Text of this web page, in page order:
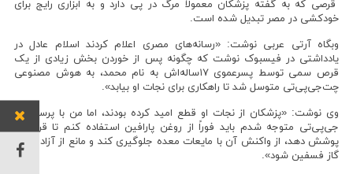
قرصی که به گفته پزشکان معمولاً مرگ در پی دارد و به ابزاری رایج برای
خودکشی در مصر تبدیل شده است.
وبگاه آرتی عربی نوشت: «رسانه‌های مصری اعلام کردند اسلام عادل در
یادداشتی در فیسبوک نوشت که چگونه پس از خوردن بخش زیادی از یک
قرص سمی توسط پسرعموی ۱۷ساله‌اش به نام محمد، به هوش مصنوعی
چت‌جی‌پی‌تی متوسل شد تا راهکاری برای نجات او بیابد».
وی نوشت: «پزشکان از نجات او قطع امید کرده بودند، اما من با پرسش از
جی‌پی‌تی متوجه شدم باید فوراً از روغن پارافین استفاده کنم تا قرص را
پوشش دهد، از واکنش آن با مایعات معده جلوگیری کند و مانع از آزاد شدن
گاز فسفین شود».